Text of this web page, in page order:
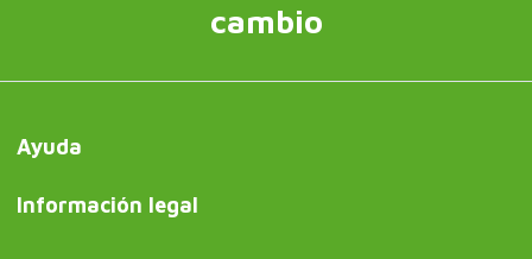
cambio
Ayuda
Información legal